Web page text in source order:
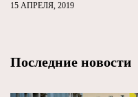
15 АПРЕЛЯ, 2019
Последние новости